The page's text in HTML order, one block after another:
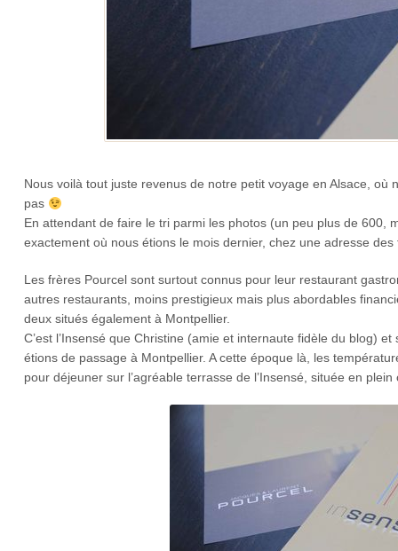
Nous voilà tout juste revenus de notre petit voyage en Alsace,
pas
En attendant de faire le tri parmi les photos (un peu plus de 600,
exactement où nous étions le mois dernier, chez une adresse des
Les frères Pourcel sont surtout connus pour leur restaurant
autres restaurants, moins prestigieux mais plus abordables
deux situés également à Montpellier.
C’est l’Insensé que Christine (amie et internaute fidèle du blog)
étions de passage à Montpellier. A cette époque là, les
pour déjeuner sur l’agréable terrasse de l’Insensé, située en